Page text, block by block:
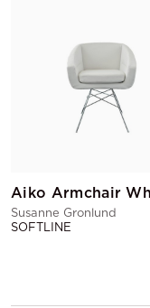
Susanne Gronlund
SOFTLINE